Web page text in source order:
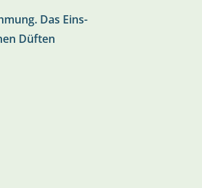
Das Eins-
Düften